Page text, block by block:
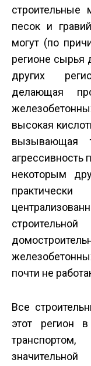
строительные
песок и
могут (по
регионе сырья
других
делающая
высокая
вызывающая
агрессивность
некоторым
почти не
Все
этот регион